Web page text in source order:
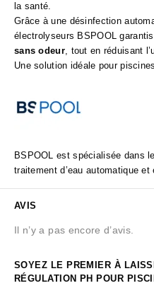
la santé.
Grâce à une désinfection
électrolyseurs BSPOOL
sans odeur, tout en réduisant
Une solution idéale pour
BSPOOL est spécialisée dans
traitement d’eau automatique et
AVIS
Il n’y a pas encore d’avis.
SOYEZ LE PREMIER À
RÉGULATION PH POUR